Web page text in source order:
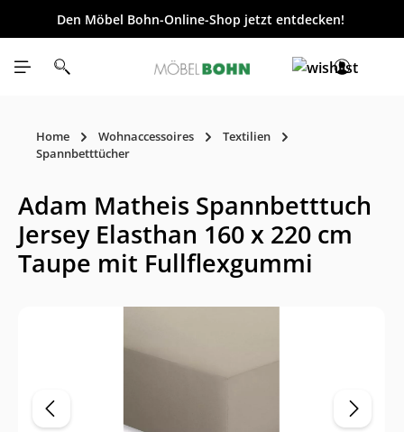
springen
Den Möbel Bohn-Online-Shop jetzt entdecken!
Home Wohnaccessoires
Textilien
Spannbetttücher
Adam Matheis Spannbetttuch
Jersey Elasthan 160 x 220 cm
Taupe mit Fullflexgummi